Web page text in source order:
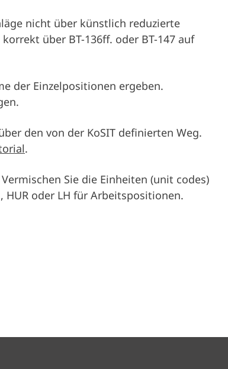
nicht über künstlich reduzierte
über BT-136ff. oder BT-147 auf
der Einzelpositionen ergeben.
den von der KoSIT definierten Weg.
.
Vermischen Sie die Einheiten (unit codes)
HUR oder LH für Arbeitspositionen.